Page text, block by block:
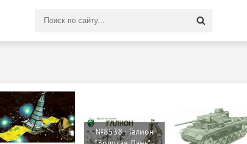
№8538 - Галион